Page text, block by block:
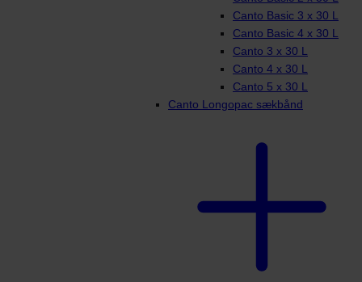
Canto Basic 3 x 30 L
Canto Basic 4 x 30 L
Canto 3 x 30 L
Canto 4 x 30 L
Canto 5 x 30 L
Canto Longopac sækbånd